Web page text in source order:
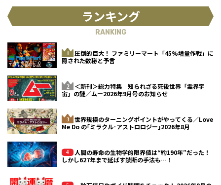
ランキング
RANKING
圧倒的巨大！ ファミリーマート「45%増量作戦」に
隠された数秘と予言
＜新刊＞総力特集 知られざる死後世界「霊界宇
宙」の謎／ムー2026年9月号のお知らせ
世界規模のターニングポイントがやってくる／Love
Me Do の｢ミラクル･アストロロジー｣2026年8月
人間の寿命の生物学的限界値は“約190年”だった！
しかし627年まで延ばす禁断の手法も…！